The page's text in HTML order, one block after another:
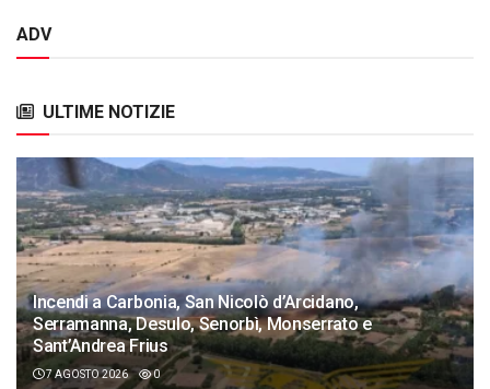
ADV
ULTIME NOTIZIE
Incendi a Carbonia, San Nicolò d’Arcidano,
Serramanna, Desulo, Senorbì, Monserrato e
Sant’Andrea Frius
7 AGOSTO 2026 0